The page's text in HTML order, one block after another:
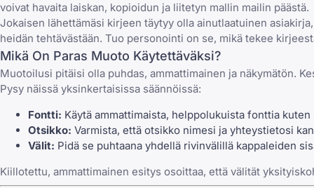
voivat havaita laiskan, kopioidun ja liitetyn mallin mailin päästä.
Jokaisen lähettämäsi kirjeen täytyy olla ainutlaatuinen
heidän tehtävästään. Tuo personointi on se, mikä tekee
Mikä On Paras Muoto Käytettäväksi?
Muotoilusi pitäisi olla puhdas, ammattimainen ja näkymätön.
Pysy näissä yksinkertaisissa säännöissä:
Fontti: Käytä ammattimaista, helppolukuista fonttia
Otsikko: Varmista, että otsikko nimesi ja yhteystietosi
Välit: Pidä se puhtaana yhdellä rivinvälillä kappaleiden
Kiillotettu, ammattimainen esitys osoittaa, että välität